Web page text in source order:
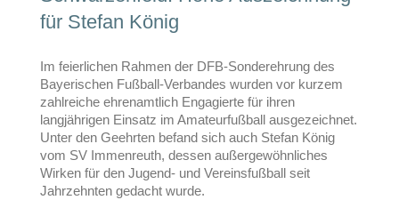
für Stefan König
Im feierlichen Rahmen der DFB-Sonderehrung des
Bayerischen Fußball-Verbandes wurden vor kurzem
zahlreiche ehrenamtlich Engagierte für ihren
langjährigen Einsatz im Amateurfußball ausgezeichnet.
Unter den Geehrten befand sich auch Stefan König
vom SV Immenreuth, dessen außergewöhnliches
Wirken für den Jugend- und Vereinsfußball seit
Jahrzehnten gedacht wurde.